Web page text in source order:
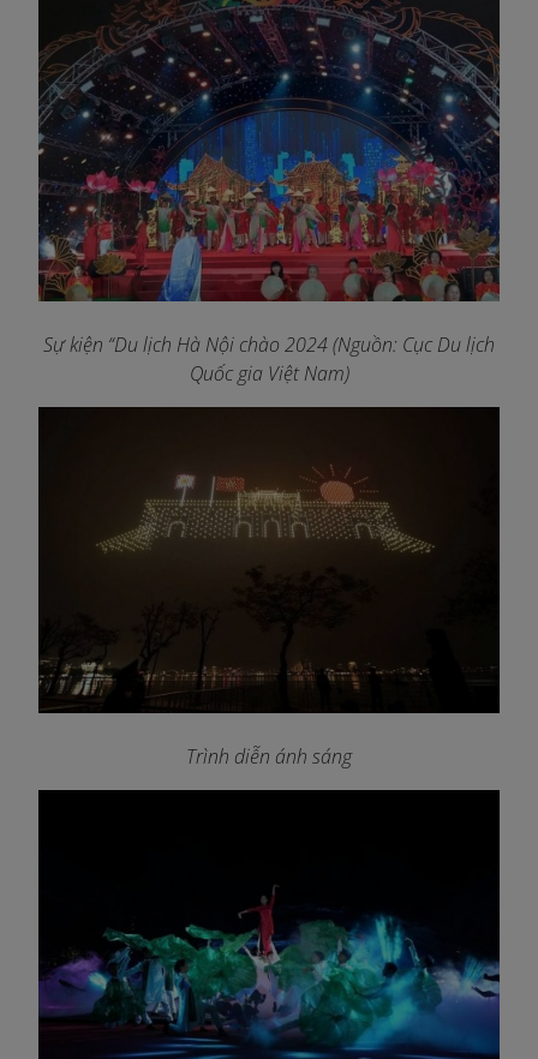
Sự kiện “Du lịch Hà Nội chào 2024 (Nguồn: Cục Du lịch
Quốc gia Việt Nam)
Trình diễn ánh sáng